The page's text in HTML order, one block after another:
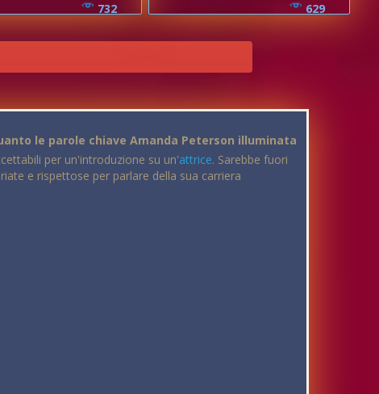
732
629
le parole chiave Amanda Peterson illuminata
per un'introduzione su un'attrice. Sarebbe fuori
e rispettose per parlare della sua carriera